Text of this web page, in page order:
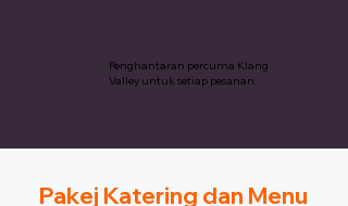
Penghantaran percuma Klang
Valley untuk setiap pesanan.
Pakej Katering dan Menu